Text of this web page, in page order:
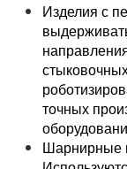
Изделия с
точных
Шарнирные